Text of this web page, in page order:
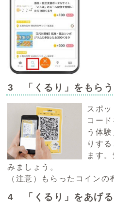
3 「くるり」をもらう
スポ
コー
う体
りす
ます
みましょう。
（注意）もらったコインの
4 「くるり」をあげる